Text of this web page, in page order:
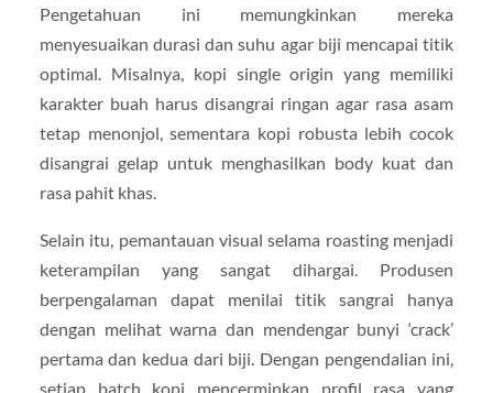
Pengetahuan ini memungkinkan mereka
menyesuaikan durasi dan suhu agar biji mencapai titik
optimal. Misalnya, kopi single origin yang memiliki
karakter buah harus disangrai ringan agar rasa asam
tetap menonjol, sementara kopi robusta lebih cocok
disangrai gelap untuk menghasilkan body kuat dan
rasa pahit khas.
Selain itu, pemantauan visual selama roasting menjadi
keterampilan yang sangat dihargai. Produsen
berpengalaman dapat menilai titik sangrai hanya
dengan melihat warna dan mendengar bunyi ‘crack’
pertama dan kedua dari biji. Dengan pengendalian ini,
setiap batch kopi mencerminkan profil rasa yang